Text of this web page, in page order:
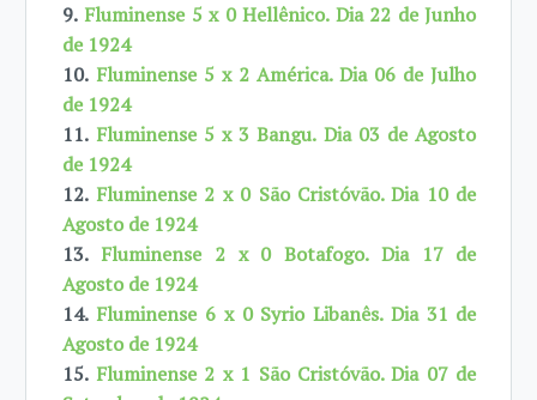
9. Fluminense 5 x 0 Hellênico. Dia 22 de Junho
de 1924
10. Fluminense 5 x 2 América. Dia 06 de Julho
de 1924
11. Fluminense 5 x 3 Bangu. Dia 03 de Agosto
de 1924
12. Fluminense 2 x 0 São Cristóvão. Dia 10 de
Agosto de 1924
13. Fluminense 2 x 0 Botafogo. Dia 17 de
Agosto de 1924
14. Fluminense 6 x 0 Syrio Libanês. Dia 31 de
Agosto de 1924
15. Fluminense 2 x 1 São Cristóvão. Dia 07 de